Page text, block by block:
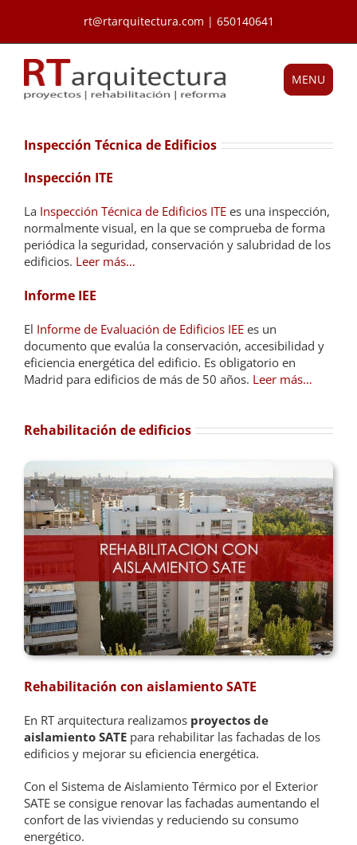
contenido
rt@rtarquitectura.com | 650140641
MENU
Inspección Técnica de Edificios
Inspección ITE
La Inspección Técnica de Edificios ITE es una inspección,
normalmente visual, en la que se comprueba de forma
periódica la seguridad, conservación y salubridad de los
edificios. Leer más…
Informe IEE
El Informe de Evaluación de Edificios IEE es un
documento que evalúa la conservación, accesibilidad y
eficiencia energética del edificio. Es obligatorio en
Madrid para edificios de más de 50 años. Leer más…
Rehabilitación de edificios
Rehabilitación con aislamiento SATE
En RT arquitectura realizamos proyectos de
aislamiento SATE para rehabilitar las fachadas de los
edificios y mejorar su eficiencia energética.
Con el Sistema de Aislamiento Térmico por el Exterior
SATE se consigue renovar las fachadas aumentando el
confort de las viviendas y reduciendo su consumo
energético.